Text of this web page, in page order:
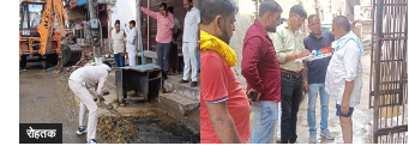
रोहतक